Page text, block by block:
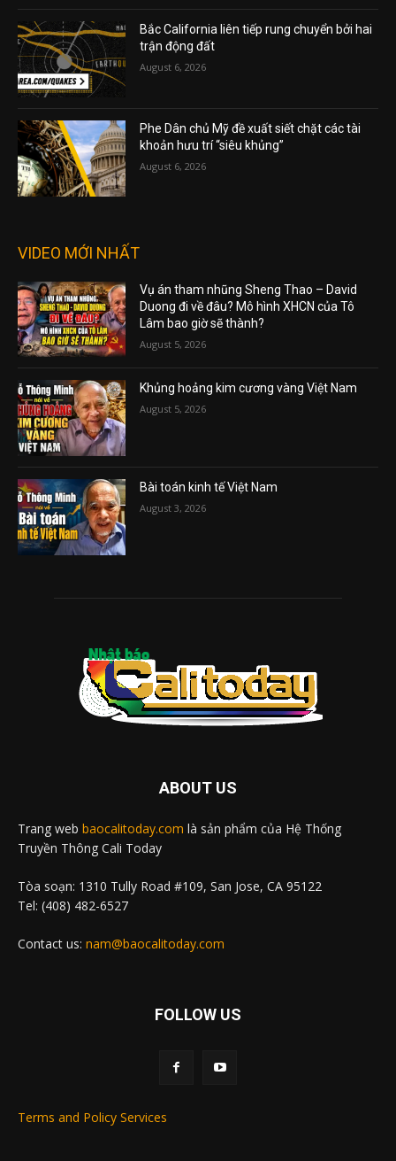
Bắc California liên tiếp rung chuyển bởi hai
trận động đất
August 6, 2026
Phe Dân chủ Mỹ đề xuất siết chặt các tài
khoản hưu trí “siêu khủng”
August 6, 2026
VIDEO MỚI NHẤT
Vụ án tham nhũng Sheng Thao – David
Duong đi về đâu? Mô hình XHCN của Tô
Lâm bao giờ sẽ thành?
August 5, 2026
Khủng hoảng kim cương vàng Việt Nam
August 5, 2026
Bài toán kinh tế Việt Nam
August 3, 2026
ABOUT US
Trang web baocalitoday.com là sản phẩm của Hệ Thống
Truyền Thông Cali Today
Tòa soạn: 1310 Tully Road #109, San Jose, CA 95122
Tel: (408) 482-6527
Contact us: nam@baocalitoday.com
FOLLOW US
Terms and Policy Services